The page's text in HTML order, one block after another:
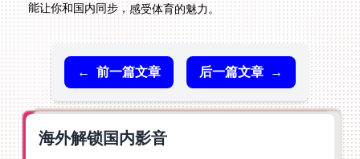
能让你和国内同步，感受体育的魅力。
← 前一篇文章 后一篇文章 →
海外解锁国内影音